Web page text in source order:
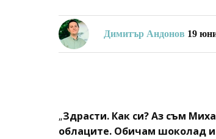
Димитър Андонов 19
„Здрасти. Как си? Аз съм
облаците. Обичам шоколад